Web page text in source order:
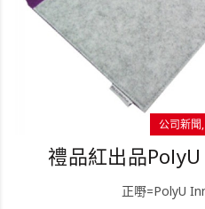
公司新聞
禮品紅出品
正嘢=PolyU